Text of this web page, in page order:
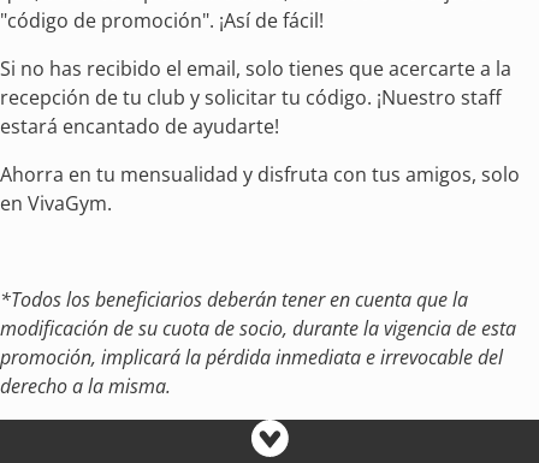
"código de promoción". ¡Así de fácil!
Si no has recibido el email, solo tienes que acercarte a la
recepción de tu club y solicitar tu código. ¡Nuestro staff
estará encantado de ayudarte!
Ahorra en tu mensualidad y disfruta con tus amigos, solo
en VivaGym.
*Todos los beneficiarios deberán tener en cuenta que la
modificación de su cuota de socio, durante la vigencia de esta
promoción, implicará la pérdida inmediata e irrevocable del
derecho a la misma.